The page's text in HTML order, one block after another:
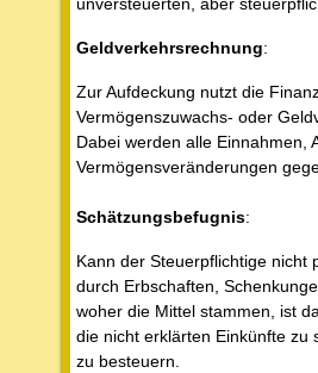
unversteuerten, aber
Geldverkehrsrechnung:
Zur Aufdeckung nutzt die
Vermögenszuwachs- oder
Dabei werden alle Einnahmen,
Vermögensveränderungen
Schätzungsbefugnis:
Kann der Steuerpflichtige nicht
durch Erbschaften,
woher die Mittel stammen, ist
die nicht erklärten Einkünfte zu
zu besteuern.